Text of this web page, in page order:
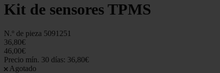
Kit de sensores TPMS
N.º de pieza 5091251
36,80€
46,00€
Precio mín. 30 días: 36,80€
Agotado